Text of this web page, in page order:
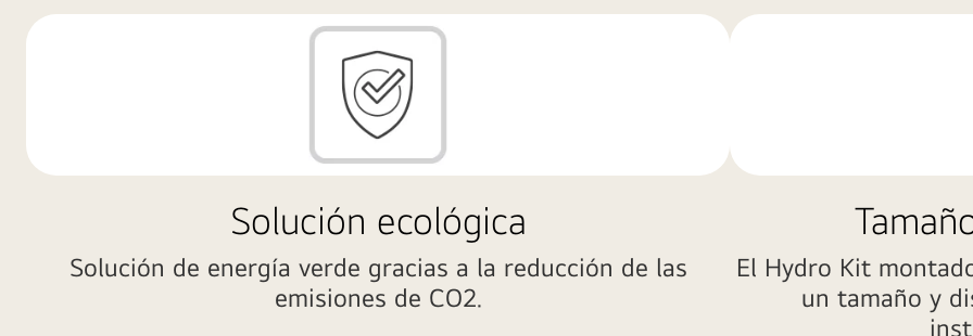
Solución ecológica
Solución de energía verde gracias a la reducción de las
emisiones de CO2.
El Hydro Kit
un tamaño y